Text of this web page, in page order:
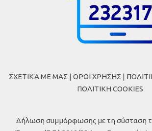
ΣΧΕΤΙΚΑ ΜΕ ΜΑΣ | ΟΡΟΙ ΧΡΗΣΗΣ |
ΠΟΛΙΤΙΚΗ COOKIES
Δήλωση συμμόρφωσης με τη σύσταση